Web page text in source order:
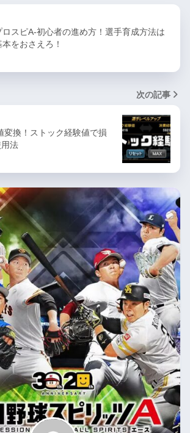
ロスピA-初心者の進め方！選手育成方法は
本をおさえろ！
次の記事
変換！ストック経験値で損
法